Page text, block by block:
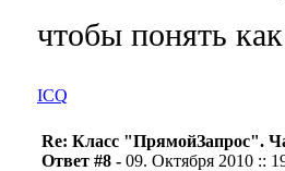
чтобы понять
ICQ
Re: Класс "ПрямойЗапрос".
Ответ #8 - 09. Октября 2010 ::